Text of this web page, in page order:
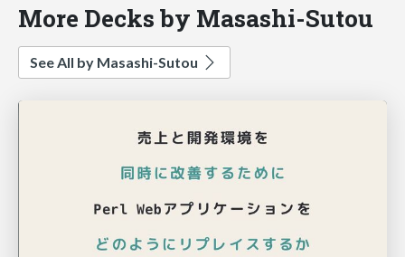
More Decks by Masashi-Sutou
See All by Masashi-Sutou